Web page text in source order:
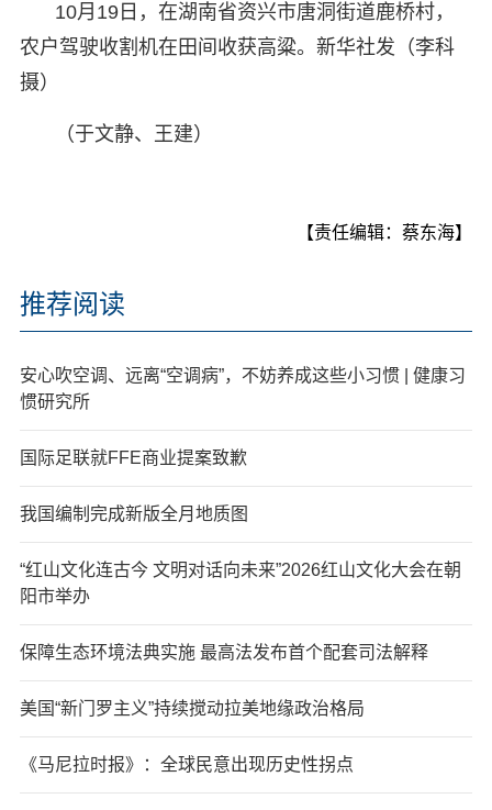
10月19日，在湖南省资兴市唐洞街道鹿桥村，
农户驾驶收割机在田间收获高粱。新华社发（李科
摄）
（于文静、王建）
【责任编辑：蔡东海】
推荐阅读
安心吹空调、远离“空调病”，不妨养成这些小习惯 | 健康习
惯研究所
国际足联就FFE商业提案致歉
我国编制完成新版全月地质图
“红山文化连古今 文明对话向未来”2026红山文化大会在朝
阳市举办
保障生态环境法典实施 最高法发布首个配套司法解释
美国“新门罗主义”持续搅动拉美地缘政治格局
《马尼拉时报》：全球民意出现历史性拐点